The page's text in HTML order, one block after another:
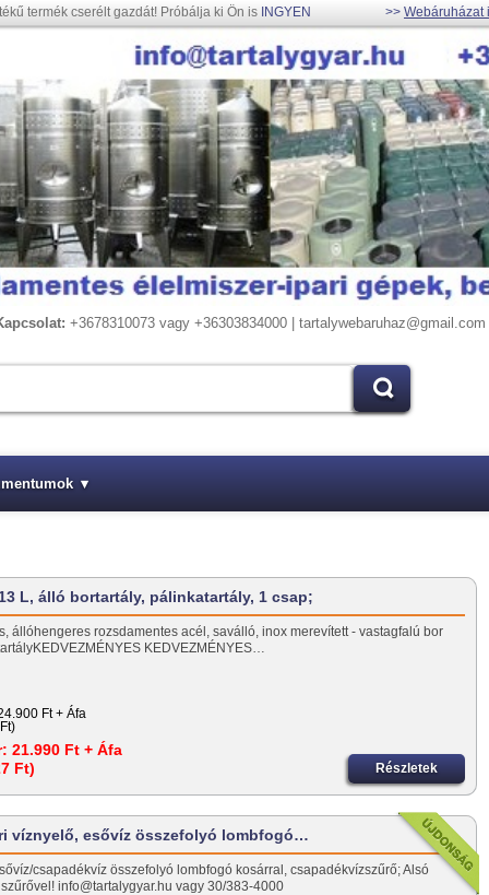
termék cserélt gazdát! Próbálja ki Ön is INGYEN >> Webáruházat
+3678310073 vagy +36303834000 | tartalywebaruhaz@gmail.com
▾
L, álló bortartály, pálinkatartály, 1 csap;
állóhengeres rozsdamentes acél, saválló, inox merevített - vastagfalú bor
KEDVEZMÉNYES…
Ft + Áfa
21.990 Ft + Áfa
Ft)
Részletek
víznyelő, esővíz összefolyó lombfogó…
csapadékvíz összefolyó lombfogó kosárral, csapadékvízszűrő; Alsó
info@tartalygyar.hu vagy 30/383-4000